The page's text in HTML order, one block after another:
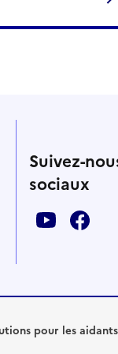
Suivez-
sociaux
pour les aidants